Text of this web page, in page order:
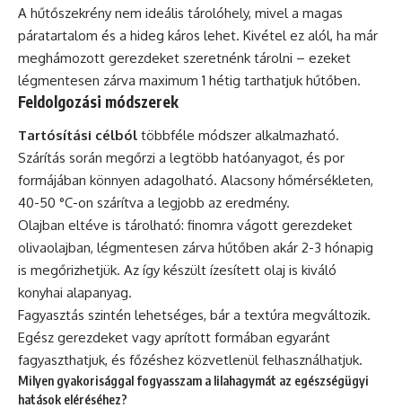
A hűtőszekrény nem ideális tárolóhely, mivel a magas
páratartalom és a hideg káros lehet. Kivétel ez alól, ha már
meghámozott gerezdeket szeretnénk tárolni – ezeket
légmentesen zárva maximum 1 hétig tarthatjuk hűtőben.
Feldolgozási módszerek
Tartósítási célból többféle módszer alkalmazható.
Szárítás során megőrzi a legtöbb hatóanyagot, és por
formájában könnyen adagolható. Alacsony hőmérsékleten,
40-50 °C-on szárítva a legjobb az eredmény.
Olajban eltéve is tárolható: finomra vágott gerezdeket
olivaolajban, légmentesen zárva hűtőben akár 2-3 hónapig
is megőrizhetjük. Az így készült ízesített olaj is kiváló
konyhai alapanyag.
Fagyasztás szintén lehetséges, bár a textúra megváltozik.
Egész gerezdeket vagy aprított formában egyaránt
fagyaszthatjuk, és főzéshez közvetlenül felhasználhatjuk.
Milyen gyakorisággal fogyasszam a lilahagymát az egészségügyi
hatások eléréséhez?